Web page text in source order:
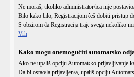
Ne moraš, ukoliko administrator/ica nije
Bilo kako bilo, Registracijom ćeš dobiti pristup
S obzirom da Registracija traje svega nekoliko
Vrh
Kako mogu onemogućiti automatsko
Ako ne upališ opcijuAutomatsko prijavljivanje
Da bi ostao/la prijavljen/a, upališ opciju